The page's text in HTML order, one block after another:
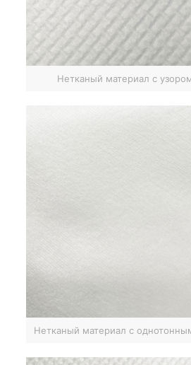
Нетканый материал с
Нетканый материал с